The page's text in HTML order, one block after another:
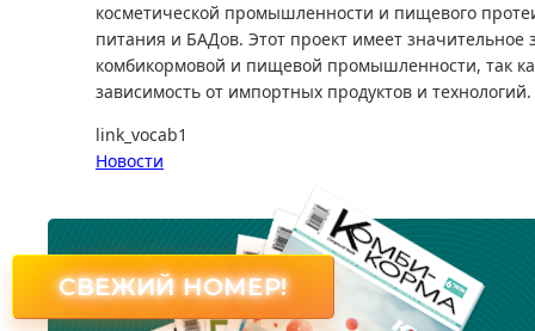
косметической промышленности и пищевого
питания и БАДов. Этот проект имеет значительное
комбикормовой и пищевой промышленности, так
зависимость от импортных продуктов и технологий.
link_vocab1
Новости
СВЕЖИЙ НОМЕР!